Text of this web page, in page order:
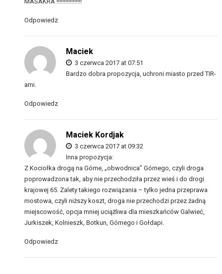
Odpowiedz
Maciek
3 czerwca 2017 at 07:51
Bardzo dobra propozycja, uchroni miasto przed TIR-
ami.
Odpowiedz
Maciek Kordjak
3 czerwca 2017 at 09:32
Inna propozycja:
Z Kociołka drogą na Górne, „obwodnica” Górnego, czyli droga
poprowadzona tak, aby nie przechodziła przez wieś i do drogi
krajowej 65. Zalety takiego rozwiązania – tylko jedna przeprawa
mostowa, czyli niższy koszt, droga nie przechodzi przez żadną
miejscowość, opcja mniej uciążliwa dla mieszkańców Galwieć,
Jurkiszek, Kolnieszk, Botkun, Górnego i Gołdapi.
Odpowiedz